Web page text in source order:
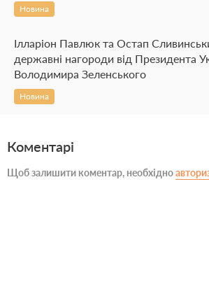
Новина
Ілларіон Павлюк та Остап
державні нагороди від Президента
Володимира Зеленського
Новина
Коментарі
Щоб залишити коментар, необхідно